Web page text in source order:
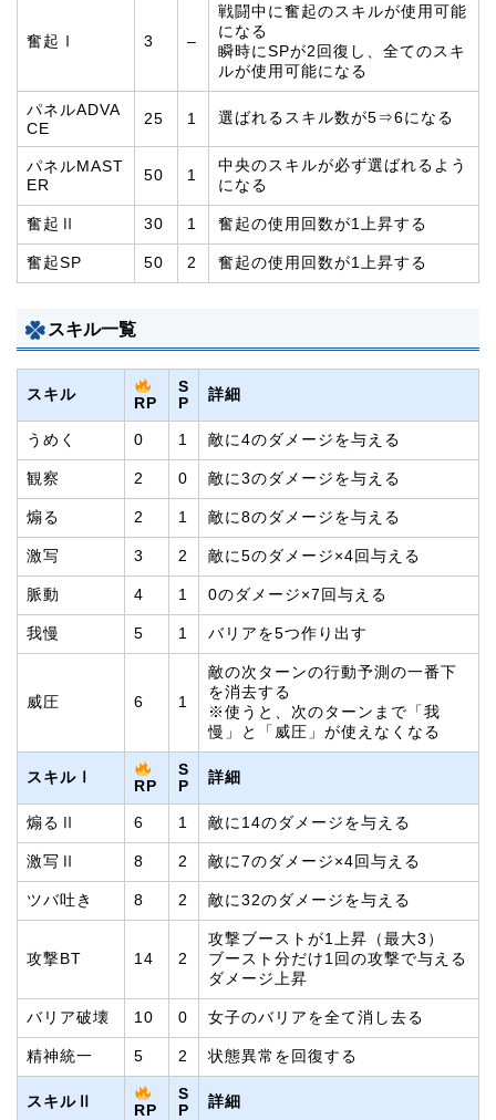
奮起Ⅰ 3 –
戦闘中に奮起のスキルが使用可能
になる
瞬時にSPが2回復し、全てのスキ
ルが使用可能になる
パネルADVA
CE
25 1 選ばれるスキル数が5⇒6になる
パネルMAST
ER
50 1
中央のスキルが必ず選ばれるよう
になる
奮起Ⅱ 30 1 奮起の使用回数が1上昇する
奮起SP 50 2 奮起の使用回数が1上昇する
スキル一覧
スキル
RP
S
P
詳細
うめく 0 1 敵に4のダメージを与える
観察 2 0 敵に3のダメージを与える
煽る 2 1 敵に8のダメージを与える
激写 3 2 敵に5のダメージ×4回与える
脈動 4 1 0のダメージ×7回与える
我慢 5 1 バリアを5つ作り出す
威圧 6 1
敵の次ターンの行動予測の一番下
を消去する
※使うと、次のターンまで「我
慢」と「威圧」が使えなくなる
スキルⅠ
RP
S
P
詳細
煽るⅡ 6 1 敵に14のダメージを与える
激写Ⅱ 8 2 敵に7のダメージ×4回与える
ツバ吐き 8 2 敵に32のダメージを与える
攻撃BT 14 2
攻撃ブーストが1上昇（最大3）
ブースト分だけ1回の攻撃で与える
ダメージ上昇
バリア破壊 10 0 女子のバリアを全て消し去る
精神統一 5 2 状態異常を回復する
スキルⅡ
RP
S
P
詳細